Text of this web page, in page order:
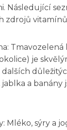
Následující
zdrojů
Tmavozelená
je
dalších
a banány
Mléko, sýry a